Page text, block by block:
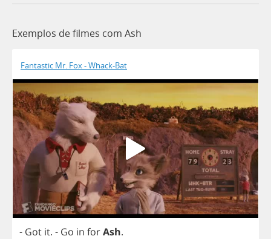
Exemplos de filmes com Ash
Fantastic Mr. Fox - Whack-Bat
- Got it. - Go in forAsh.